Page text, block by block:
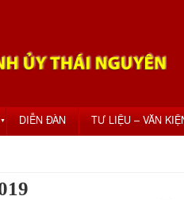
▼ DIỄN ĐÀN TƯ LIỆU – VĂN